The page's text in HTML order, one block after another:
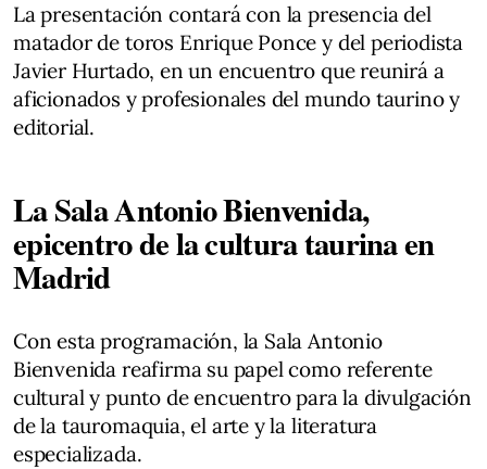
La presentación contará con la presencia del
matador de toros Enrique Ponce y del periodista
Javier Hurtado, en un encuentro que reunirá a
aficionados y profesionales del mundo taurino y
editorial.
La Sala Antonio Bienvenida,
epicentro de la cultura taurina en
Madrid
Con esta programación, la Sala Antonio
Bienvenida reafirma su papel como referente
cultural y punto de encuentro para la divulgación
de la tauromaquia, el arte y la literatura
especializada.